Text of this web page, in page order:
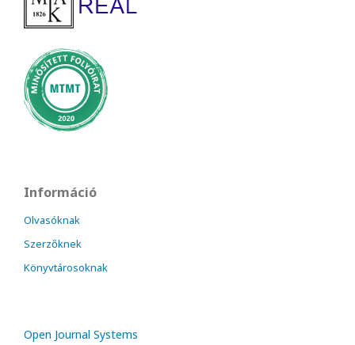
Információ
Olvasóknak
Szerzőknek
Könyvtárosoknak
Open Journal Systems